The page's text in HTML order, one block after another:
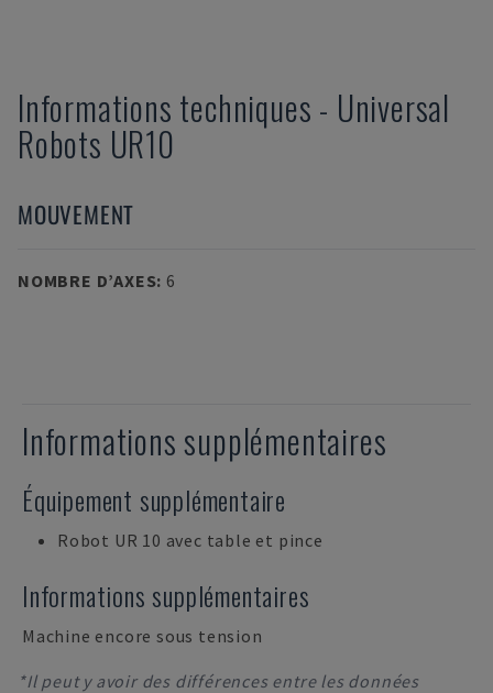
Informations techniques - Universal
Robots UR10
MOUVEMENT
NOMBRE D’AXES: 6
Informations supplémentaires
Équipement supplémentaire
Robot UR 10 avec table et pince
Informations supplémentaires
Machine encore sous tension
*Il peut y avoir des différences entre les données